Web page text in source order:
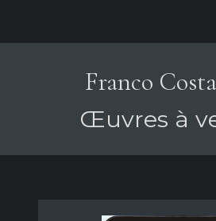
Franco
Œuvres à